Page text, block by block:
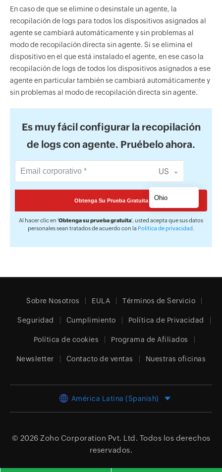
En caso de que se elimine o desinstale un agente, la
recopilación de logs para todos los dispositivos asignados al
agente se cambiará automáticamente y sin problemas al
modo de recopilación directa sin agente. Si se elimina el
dispositivo en el que está instalado el agente, en ese caso la
recopilación de logs de todos los dispositivos asignados a ese
agente en particular también se cambiará automáticamente y
sin problemas al modo de recopilación directa sin agente.
Es muy fácil configurar la recopilación
de logs con agente. Pruébelo ahora.
US
Al hacer clic en 'Obtenga su prueba gratuita', usted acepta que sus datos
personales sean tratados de acuerdo con la Política de privacidad
Sobre Nosotros EULA Términos de Servicio
Seguridad Cumplimiento Política de Privacidad
Política de cookies Programa de Afiliados
Newsletter Contacto de ventas Nuestras oficinas
América Latina (Spanish)
© 2026 Zoho Corporation Pvt. Ltd. Todos los derechos
reservados.